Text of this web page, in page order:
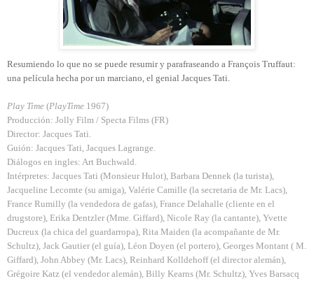
Resumiendo lo que no se puede resumir y parafraseando a François Truffaut:
una película hecha por un marciano, el genial Jacques Tati.
Play Time (PlayTime 1967)
Producción: Jolly Film / Specta Films (FR)
Director: Jacques Tati.
Guión: Jacques Tati, Jacques Lagrange.
Diálogos en ingles: Art Buchwald.
Intérpretes: Jacques Tati (Monsieur Hulot), Barbara Dennek (la turista),
Jacqueline Lecomte (su amiga), Valérie Camille (la secretaria de Mr. Lacs),
France Rumilly (la vendedora de gafas), France Delahalle (cliente en el
drugstore), Erika Dentzler (Mme. Giffard), Nicole Ray (la cantante), Yvette
Ducreux (la chica del guardarropa), Rita Maiden (la acompañante de Mr.
Schultz), Jack Gautier (el guía), Léon Doyen (el portero), Georges Montant ( M.
Giffard), John Abbey (Mr. Lacs), Reinhard Kolldehoff (el director alemán),
Grégoire Katz (el vendedor alemán), Billy Kearns (Mr. Schultz), Yves Barsacq